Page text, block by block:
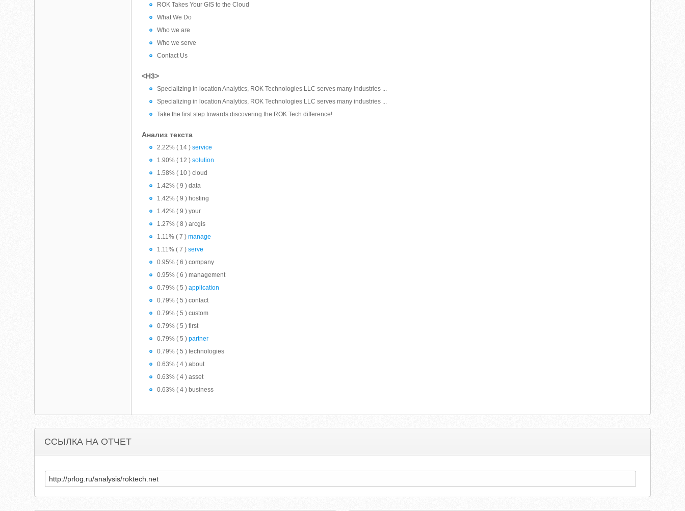
ROK Takes Your GIS to the Cloud
What We Do
Who we are
Who we serve
Contact Us
<H3>
Specializing in location Analytics, ROK Technologies LLC serves many industries ...
Specializing in location Analytics, ROK Technologies LLC serves many industries ...
Take the first step towards discovering the ROK Tech difference!
Анализ текста
2.22% ( 14 )service
1.90% ( 12 )solution
1.58% ( 10 ) cloud
1.42% ( 9 ) data
1.42% ( 9 ) hosting
1.42% ( 9 ) your
1.27% ( 8 ) arcgis
1.11% ( 7 )manage
1.11% ( 7 )serve
0.95% ( 6 ) company
0.95% ( 6 ) management
0.79% ( 5 )application
0.79% ( 5 ) contact
0.79% ( 5 ) custom
0.79% ( 5 ) first
0.79% ( 5 )partner
0.79% ( 5 ) technologies
0.63% ( 4 ) about
0.63% ( 4 ) asset
0.63% ( 4 ) business
ССЫЛКА НА ОТЧЕТ